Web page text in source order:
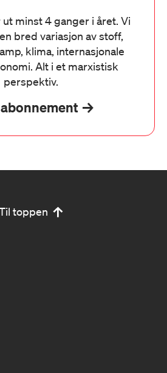
minst 4 ganger i året. Vi
bred variasjon av stoff,
klima, internasjonale
Alt i et marxistisk
perspektiv.
toppen